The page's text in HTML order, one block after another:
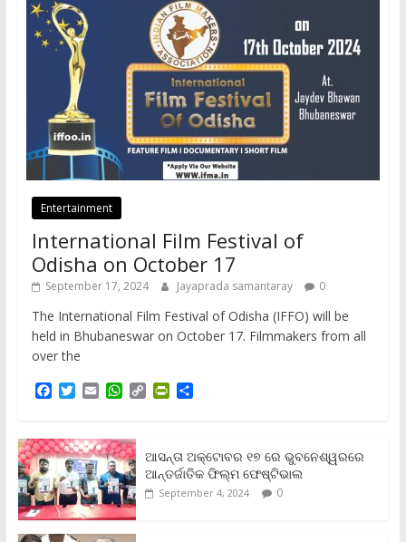
Entertainment
International Film Festival of
Odisha on October 17
September 17, 2024 Jayaprada samantaray 0
The International Film Festival of Odisha (IFFO) will be
held in Bhubaneswar on October 17. Filmmakers from all
over the
F
e
b
o
o
k
T
t
t
e
r
E
i
l
W
t
s
A
p
p
C
L
i
n
k
P
t
F
r
i
S
e
ଆସନ୍ତା ଅକ୍ଟୋବର ୧୭ ରେ ଭୁବନେଶ୍ୱରରେ
ଆନ୍ତର୍ଜାତିକ ଫିଲ୍ମ ଫେଷ୍ଟିଭାଲ
September 4, 2024 0